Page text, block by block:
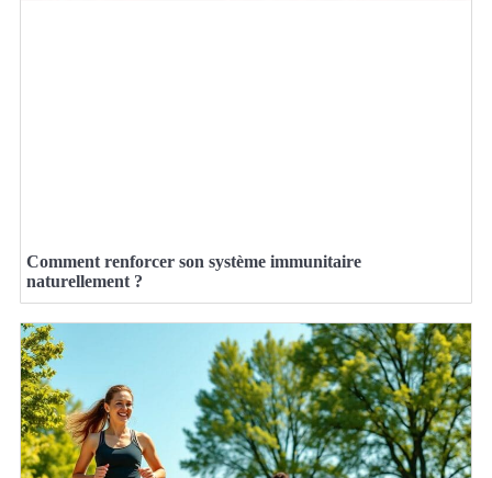
Comment renforcer son système immunitaire
naturellement ?